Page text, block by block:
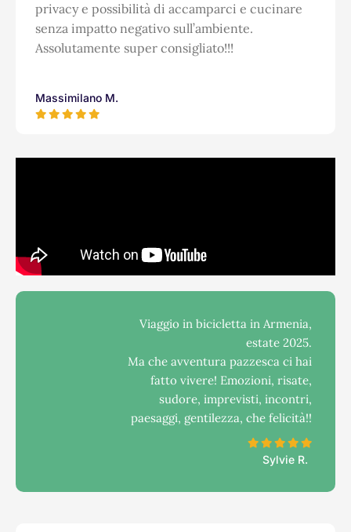
privacy e possibilità di accamparci e cucinare
senza impatto negativo sull’ambiente.
Assolutamente super consigliato!!!
Massimilano M.
Viaggio in bicicletta in Armenia,
estate 2025.
Ma che avventura pazzesca ci hai
fatto vivere! Emozioni, risate,
sudore, imprevisti, incontri,
paesaggi, gentilezza, che felicità!!
Sylvie R.